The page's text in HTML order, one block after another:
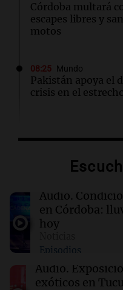
Córdoba multará
escapes libres y
motos
08:25 Mundo
Pakistán apoya el
crisis en el
Derrapó con su
08:18 Radioinforme 3
Luis Juez
"Hay mucho
08:17 Sociedad
Estremecedor: el
dio un amigo al
Audio.
en Córdoba:
hoy
Episodios
Audio.
exóticos en